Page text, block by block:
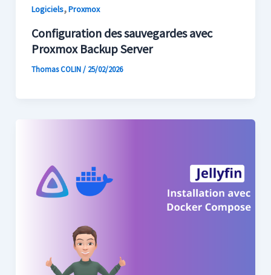
Logiciels,Proxmox
Configuration des sauvegardes avec
Proxmox Backup Server
Thomas COLIN/ 25/02/2026